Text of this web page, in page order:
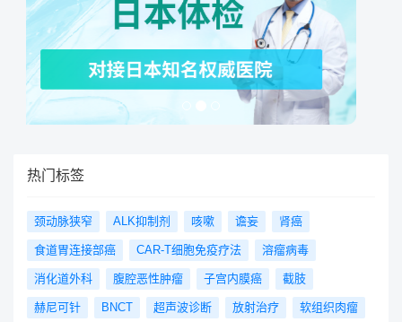
热门标签
颈动脉狭窄 ALK抑制剂 咳嗽 谵妄 肾癌
食道胃连接部癌 CAR-T细胞免疫疗法 溶瘤病毒
消化道外科 腹腔恶性肿瘤 子宫内膜癌 截肢
赫尼可针 BNCT 超声波诊断 放射治疗 软组织肉瘤